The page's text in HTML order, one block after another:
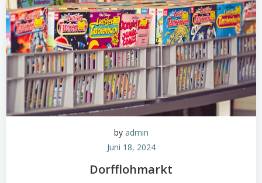
by admin
Juni 18, 2024
Dorfflohmarkt